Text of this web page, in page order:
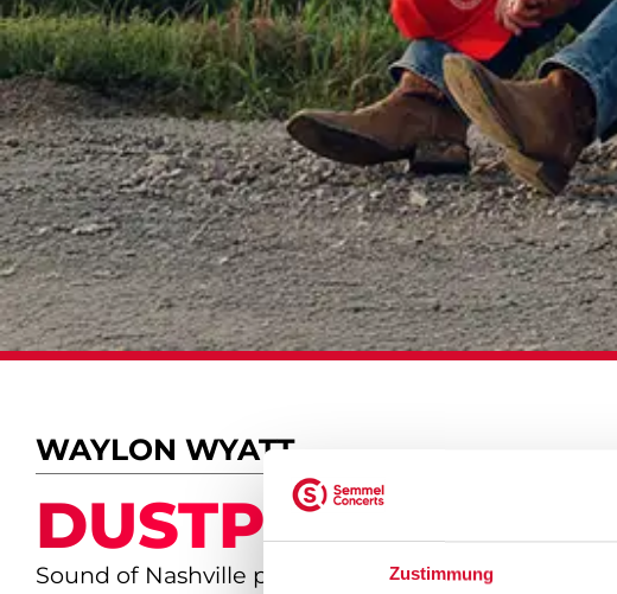
Zustimmung
WAYLON WYATT
DUSTPILES
Sound of Nashville präsentiert